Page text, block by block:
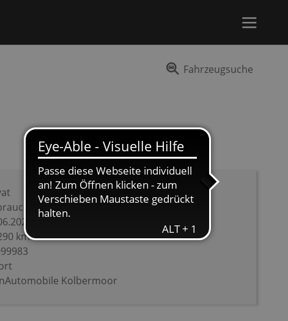
Fahrzeugsuche
km
Kolbermoor